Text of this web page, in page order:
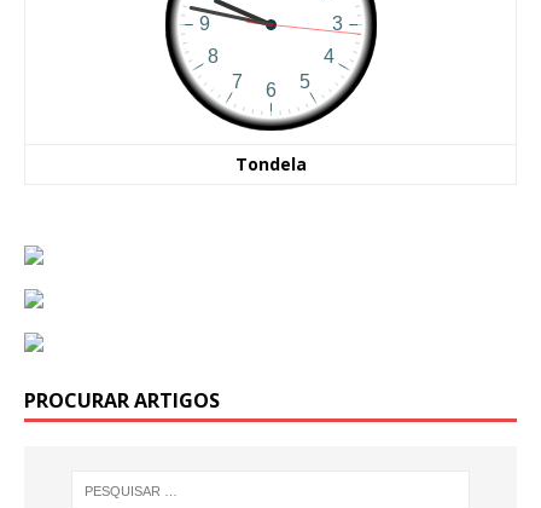
Tondela
PROCURAR ARTIGOS